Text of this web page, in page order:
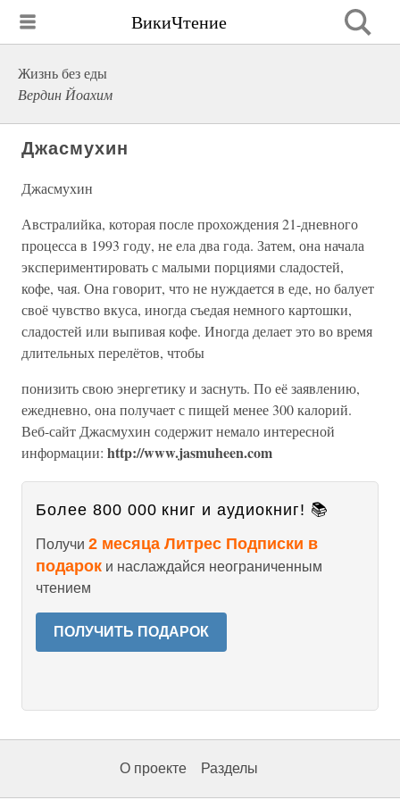
ВикиЧтение
Жизнь без еды
Вердин Йоахим
Джасмухин
Джасмухин
Австралийка, которая после прохождения 21-дневного
процесса в 1993 году, не ела два года. Затем, она начала
экспериментировать с малыми порциями сладостей,
кофе, чая. Она говорит, что не нуждается в еде, но балует
своё чувство вкуса, иногда съедая немного картошки,
сладостей или выпивая кофе. Иногда делает это во время
длительных перелётов, чтобы
понизить свою энергетику и заснуть. По её заявлению,
ежедневно, она получает с пищей менее 300 калорий.
Веб-сайт Джасмухин содержит немало интересной
информации: http://www.jasmuheen.com
Более 800 000 книг и аудиокниг! 📚
Получи 2 месяца Литрес Подписки в
подарок и наслаждайся неограниченным
чтением
ПОЛУЧИТЬ ПОДАРОК
О проекте Разделы